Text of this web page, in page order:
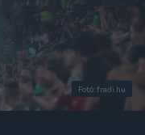
Fotó: fradi.hu